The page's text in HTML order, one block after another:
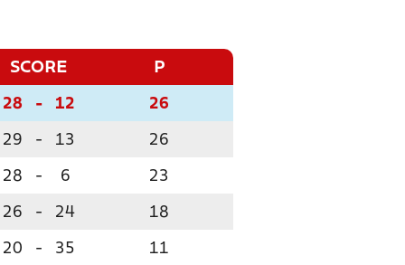
SCORE P
28 - 12 26
29 - 13 26
28 - 6 23
26 - 24 18
20 - 35 11